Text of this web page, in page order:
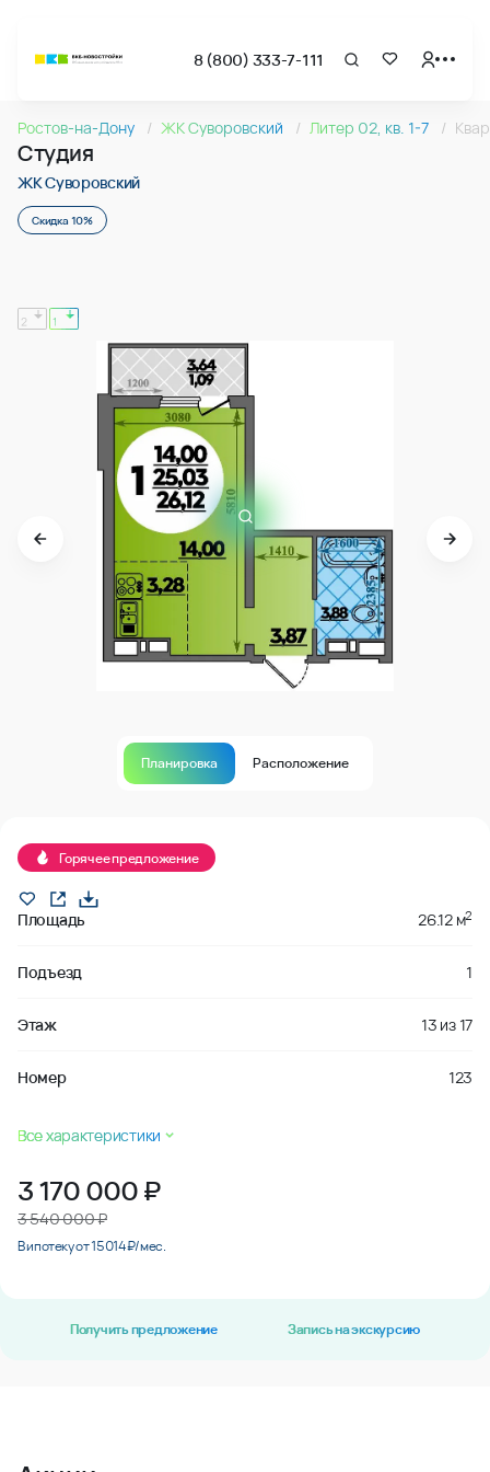
8 (800) 333-7-111
Квартира № 123 в ЖК Суворовский : подъезд 1, этаж 13,
Cтудия 26.12м2 в ЖК Суворовский, №123
Cтудия 26.12м2 в ЖК Суворовский, №123
Ростов-на-Дону ЖК Суворовский Литер 02, кв. 1-7
Студия
ЖК Суворовский
Скидка 10%
Планировка Расположение
Горячее предложение
Площадь 26.12 м2
Подъезд 1
Этаж 13 из17
Номер 123
Все характеристики
3 170 000₽
3 540 000 ₽
В ипотеку от 15 014 ₽/мес.
Получить предложение Запись на экскурсию